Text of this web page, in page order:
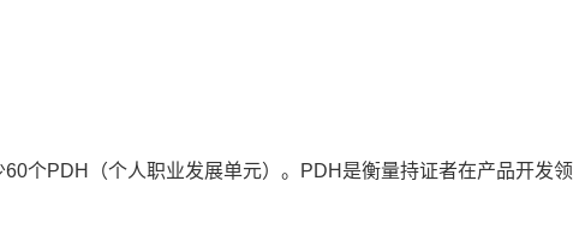
个PDH（个人职业发展单元）。PDH是衡量持证者在产品开发领